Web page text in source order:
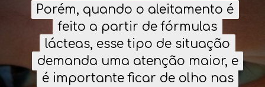
Porém, quando o aleitamento é
feito a partir de fórmulas
lácteas, esse tipo de situação
demanda uma atenção maior, e
é importante ficar de olho nas
Porém, quando o aleitamento é
feito a partir de fórmulas
lácteas, esse tipo de situação
demanda uma atenção maior, e
é importante ficar de olho nas